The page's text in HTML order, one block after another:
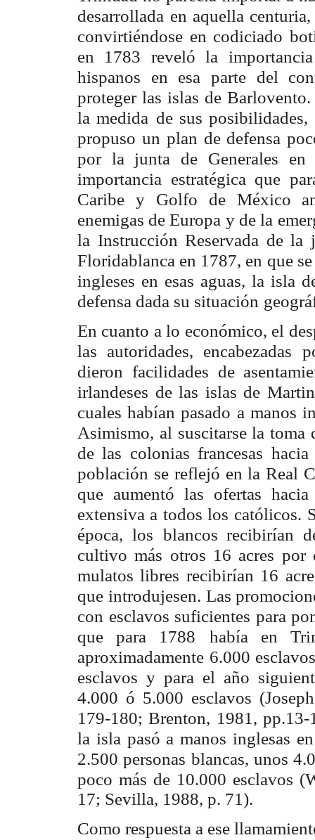
desarrollada en aquella
convirtiéndose en codiciado
en 1783 reveló la
hispanos en esa parte del
proteger las islas de Barlovento.
la medida de sus
propuso un plan de defensa
por la junta de
Generales
importancia estratégica que
Caribe y Golfo de México
enemigas de Europa y de la
la Instrucción Reservada de la
Floridablanca en 1787, en que
ingleses en esas aguas, la isla
defensa dada su situación
En cuanto a lo económico, el
las autoridades, encabezadas
dieron facilidades de
irlandeses de las islas de
cuales habían pasado a manos
Asimismo, al suscitarse la
de las colonias francesas hacia
población se reflejó en la Real
que aumentó las ofertas
extensiva a todos los católicos.
época, los blancos recibirían
cultivo más otros 16 acres por
mulatos libres recibirían 16
que introdujesen. Las
con esclavos suficientes para
que para 1788
había en
aproximadamente 6.000
esclavos y para el año
4.000 ó 5.000 esclavos
179-180; Brenton, 1981,
la isla pasó a manos inglesas en
2.500 personas blancas, unos
poco más de 10.000 esclavos
17; Sevilla, 1988, p. 71).
Como respuesta a ese